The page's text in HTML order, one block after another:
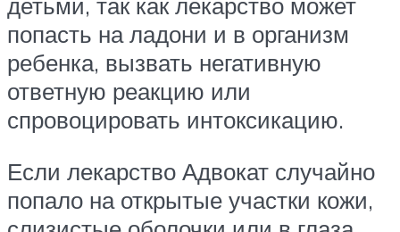
попасть на ладони и в организм
ребенка, вызвать негативную
ответную реакцию или
спровоцировать интоксикацию.
Если лекарство Адвокат случайно
попало на открытые участки кожи,